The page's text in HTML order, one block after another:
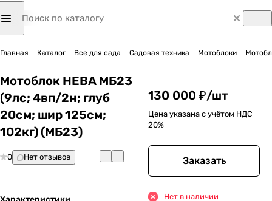
Главная Каталог Все для сада Садовая техника Мотоблоки
Мотоблок НЕВА МБ23
(9лс; 4вп/2н; глуб
20см; шир 125см;
102кг) (МБ23)
0 Нет отзывов
130 000 ₽/шт
Цена указана с учётом НДС
20%
Заказать
Нет в наличии